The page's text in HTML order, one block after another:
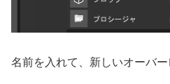
名前を入れて、新しいオーバー